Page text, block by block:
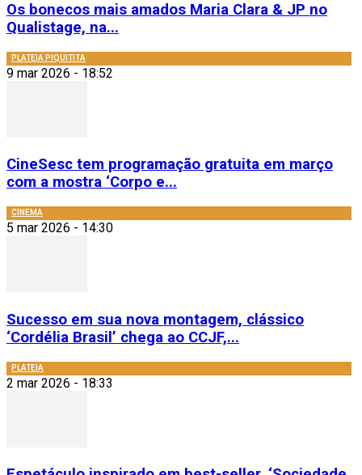
Os bonecos mais amados Maria Clara & JP no
Qualistage, na...
PLATEIA PIQUITITA
9 mar 2026 - 18:52
CineSesc tem programação gratuita em março
com a mostra ‘Corpo e...
CINEMA
5 mar 2026 - 14:30
Sucesso em sua nova montagem, clássico
‘Cordélia Brasil’ chega ao CCJF,...
PLATEIA
2 mar 2026 - 18:33